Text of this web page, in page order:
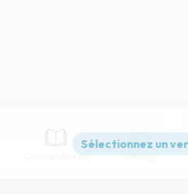
Commentaires Strong